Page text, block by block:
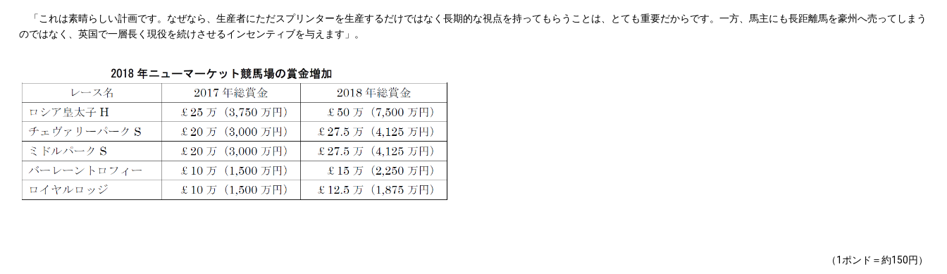
「これは素晴らしい計画です。なぜなら、生産者にただスプリンターを生産するだけではなく長期的な視点を持ってもらうことは、とても重要だからです。一方、馬主にも長距離馬を豪州へ売ってしまう
のではなく、英国で一層長く現役を続けさせるインセンティブを与えます」。
（1ポンド＝約150円）